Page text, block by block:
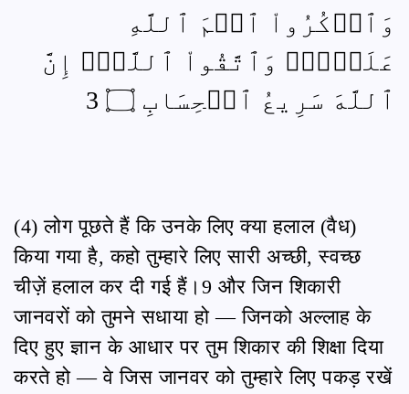
وَٱذۡكُرُواْ ٱسۡمَ ٱللَّهِ
عَلَيۡهِۖ وَٱتَّقُواْ ٱللَّهَۚ إِنَّ
ٱللَّهَ سَرِيعُ ٱلۡحِسَابِ ۝ 3
(4) लोग पूछते हैं कि उनके लिए क्या हलाल (वैध)
किया गया है, कहो तुम्हारे लिए सारी अच्छी, स्वच्छ
चीज़ें हलाल कर दी गई हैं।9 और जिन शिकारी
जानवरों को तुमने सधाया हो — जिनको अल्लाह के
दिए हुए ज्ञान के आधार पर तुम शिकार की शिक्षा दिया
करते हो — वे जिस जानवर को तुम्हारे लिए पकड़ रखें